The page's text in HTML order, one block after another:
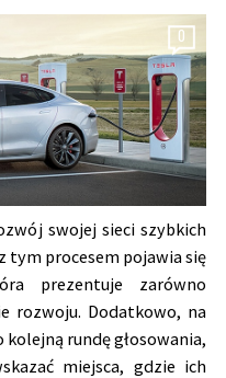
0
swojej sieci szybkich
tym procesem pojawia się
prezentuje zarówno
rozwoju. Dodatkowo, na
rundę głosowania,
miejsca, gdzie ich